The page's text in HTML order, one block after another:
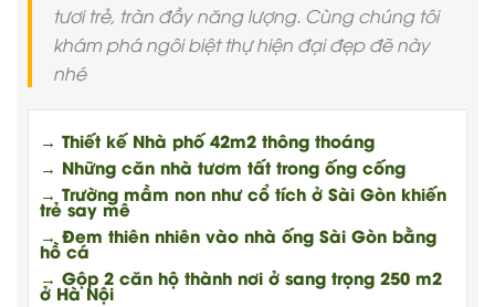
tươi trẻ, tràn đầy năng lượng. Cùng chúng tôi
khám phá ngôi biệt thự hiện đại đẹp đẽ này
nhé
→ Thiết kế Nhà phố 42m2 thông thoáng
→ Những căn nhà tươm tất trong ống cống
→ Trường mầm non như cổ tích ở Sài Gòn khiến
trẻ say mê
→ Đem thiên nhiên vào nhà ống Sài Gòn bằng
hồ cá
→ Gộp 2 căn hộ thành nơi ở sang trọng 250 m2
ở Hà Nội